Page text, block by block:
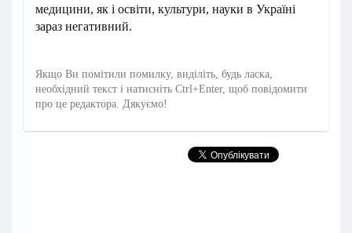
медицини, як і освіти, культури, науки в Україні
зараз негативний.
Якщо Ви помітили помилку, виділіть, будь ласка,
необхідний текст і натисніть Ctrl+Enter, щоб повідомити
про це редактора. Дякуємо!